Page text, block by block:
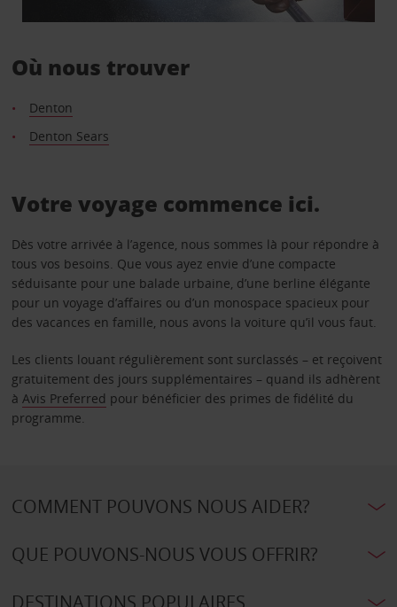
Où nous trouver
Denton
Denton Sears
Votre voyage commence ici.
Dès votre arrivée à l’agence, nous sommes là pour répondre à
tous vos besoins. Que vous ayez envie d’une compacte
séduisante pour une balade urbaine, d’une berline élégante
pour un voyage d’affaires ou d’un monospace spacieux pour
des vacances en famille, nous avons la voiture qu’il vous faut.
Les clients louant régulièrement sont surclassés – et reçoivent
gratuitement des jours supplémentaires – quand ils adhèrent
à Avis Preferred pour bénéficier des primes de fidélité du
programme.
COMMENT POUVONS NOUS AIDER?
QUE POUVONS-NOUS VOUS OFFRIR?
DESTINATIONS POPULAIRES